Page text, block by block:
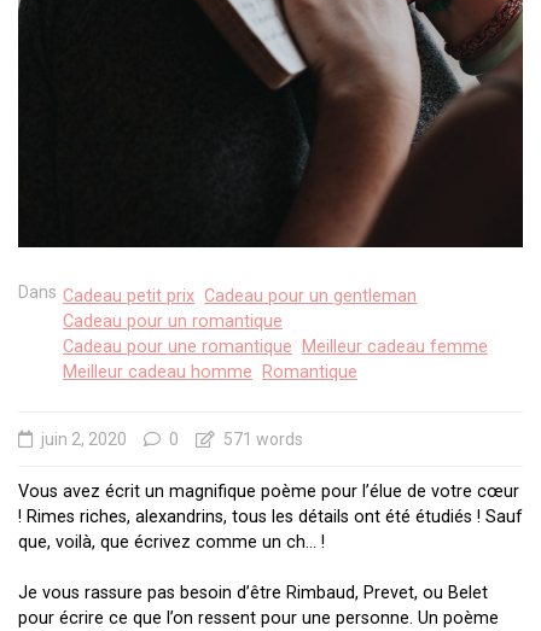
Dans Cadeau petit prix Cadeau pour un gentleman
Cadeau pour un romantique
Cadeau pour une romantique
Meilleur cadeau femme
Meilleur cadeau homme
Romantique
juin 2, 2020 0 571 words
Vous avez écrit un magnifique poème pour l’élue de votre cœur
! Rimes riches, alexandrins, tous les détails ont été étudiés ! Sauf
que, voilà, que écrivez comme un ch… !
Je vous rassure pas besoin d’être Rimbaud, Prevet, ou Belet
pour écrire ce que l’on ressent pour une personne. Un poème